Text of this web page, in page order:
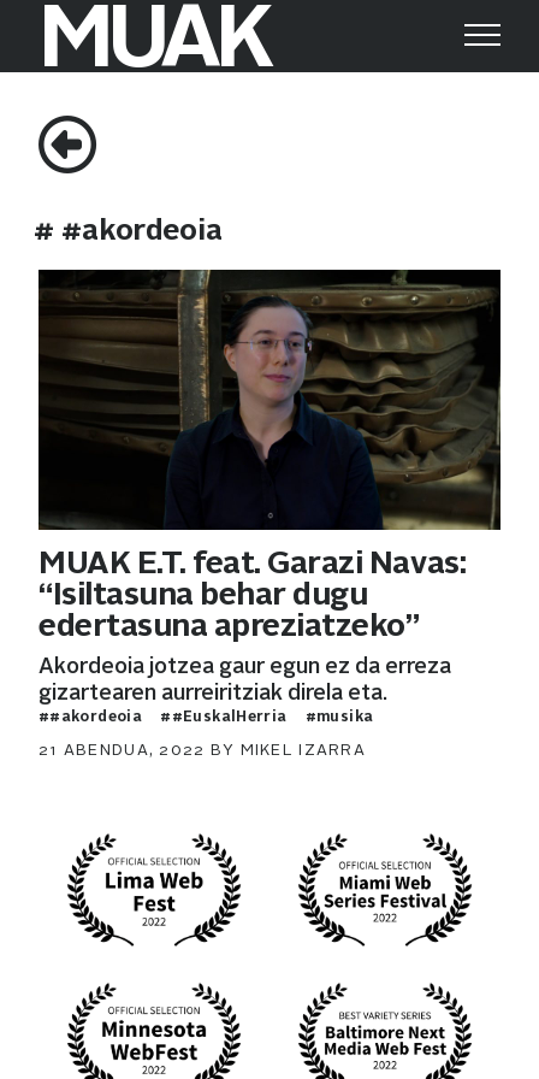
MUAK
for:
# #akordeoia
MUAK E.T. feat. Garazi Navas:
“Isiltasuna behar dugu
edertasuna apreziatzeko”
Akordeoia jotzea gaur egun ez da erreza
gizartearen aurreiritziak direla eta.
##akordeoia ##EuskalHerria #musika
POSTED
21 ABENDUA, 2022 BY MIKEL IZARRA